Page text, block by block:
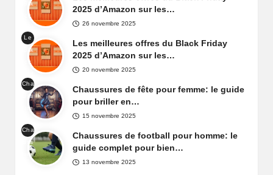
é
Bla
ck
ay
d'A
maz
on
Fra
nce
2025 d’Amazon sur les…
26 novembre 2025
Le
Bla
ck
ay
d'A
maz
on
Fra
nce
Les meilleures offres du Black Friday
2025 d’Amazon sur les…
20 novembre 2025
Cha
uss
ure
de
fête
pou
Chaussures de fête pour femme: le guide
pour briller en…
15 novembre 2025
Cha
uss
ure
Chaussures de football pour homme: le
guide complet pour bien…
13 novembre 2025